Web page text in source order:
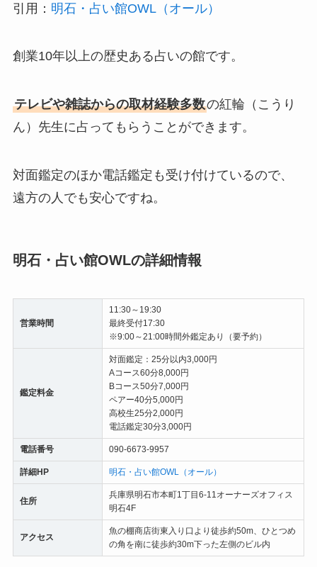
引用： 明石・占い館OWL（オール）
創業10年以上の歴史ある占いの館です。
テレビや雑誌からの取材経験多数の紅輪（こうり
ん）先生に占ってもらうことができます。
対面鑑定のほか電話鑑定も受け付けているので、
遠方の人でも安心ですね。
明石・占い館OWLの詳細情報
営業時間
11:30～19:30
最終受付17:30
※9:00～21:00時間外鑑定あり（要予約）
鑑定料金
対面鑑定：25分以内3,000円
Aコース60分8,000円
Bコース50分7,000円
ペアー40分5,000円
高校生25分2,000円
電話鑑定30分3,000円
電話番号 090-6673-9957
詳細HP 明石・占い館OWL（オール）
住所
兵庫県明石市本町1丁目6-11オーナーズオフィス
明石4F
アクセス
魚の棚商店街東入り口より徒歩約50m、ひとつめ
の角を南に徒歩約30m下った左側のビル内